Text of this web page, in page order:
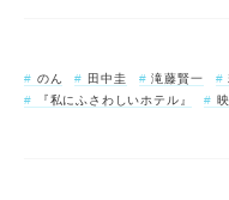
のん 田中圭 滝藤賢一
『私にふさわしいホテル』